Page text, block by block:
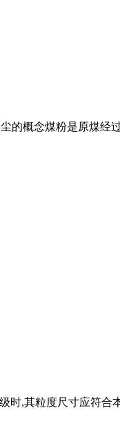
的概念煤粉是原煤经
时,其粒度尺寸应符合